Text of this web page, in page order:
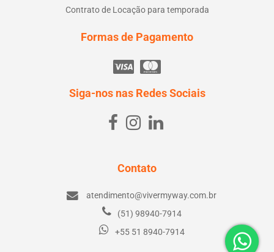
Contrato de Locação para temporada
Formas de Pagamento
Siga-nos nas Redes Sociais
Contato
atendimento@vivermyway.com.br
(51) 98940-7914
+55 51 8940-7914